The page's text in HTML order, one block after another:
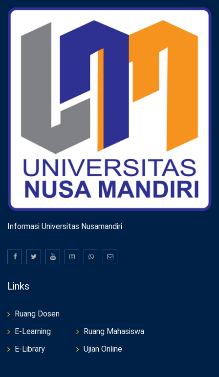
Informasi Universitas Nusamandiri
Links
Ruang Dosen
E-Learning
E-Library
Ruang Mahasiswa
Ujian Online